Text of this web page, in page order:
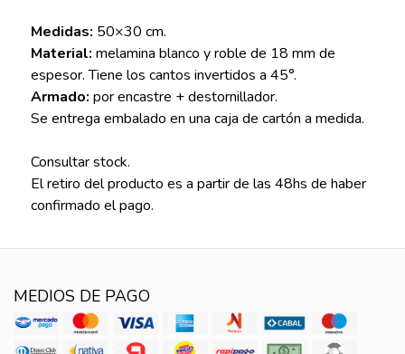
Medidas: 50×30 cm.
Material: melamina blanco y roble de 18 mm de
espesor. Tiene los cantos invertidos a 45°.
Armado: por encastre + destornillador.
Se entrega embalado en una caja de cartón a medida.
Consultar stock.
El retiro del producto es a partir de las 48hs de haber
confirmado el pago.
MEDIOS DE PAGO